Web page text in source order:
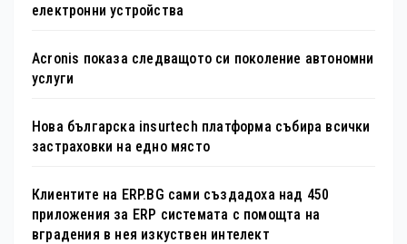
електронни устройства
Acronis показа следващото си поколение автономни
услуги
Нова българска insurtech платформа събира всички
застраховки на едно място
Клиентите на ERP.BG сами създадоха над 450
приложения за ERP системата с помощта на
вградения в нея изкуствен интелект